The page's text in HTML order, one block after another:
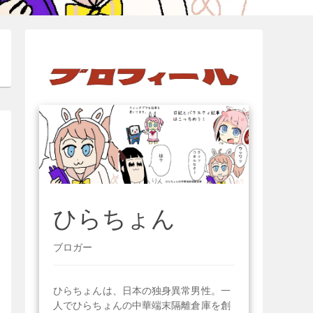
ひらちょん
ブロガー
ひらちょんは、日本の独身異常男性。一
人でひらちょんの中華端末隔離倉庫を創